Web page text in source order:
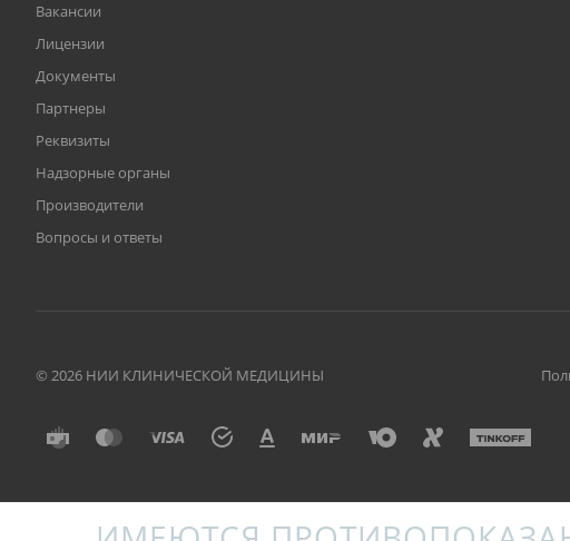
Вакансии
Лицензии
Документы
Партнеры
Реквизиты
Надзорные органы
Производители
Вопросы и ответы
© 2026 НИИ КЛИНИЧЕСКОЙ МЕДИЦИНЫ